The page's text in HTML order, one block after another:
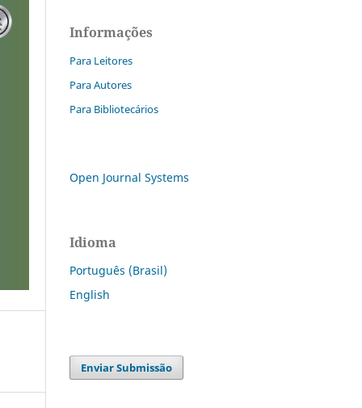
Informações
Para Leitores
Para Autores
Para Bibliotecários
Open Journal Systems
Idioma
Português (Brasil)
English
Enviar Submissão